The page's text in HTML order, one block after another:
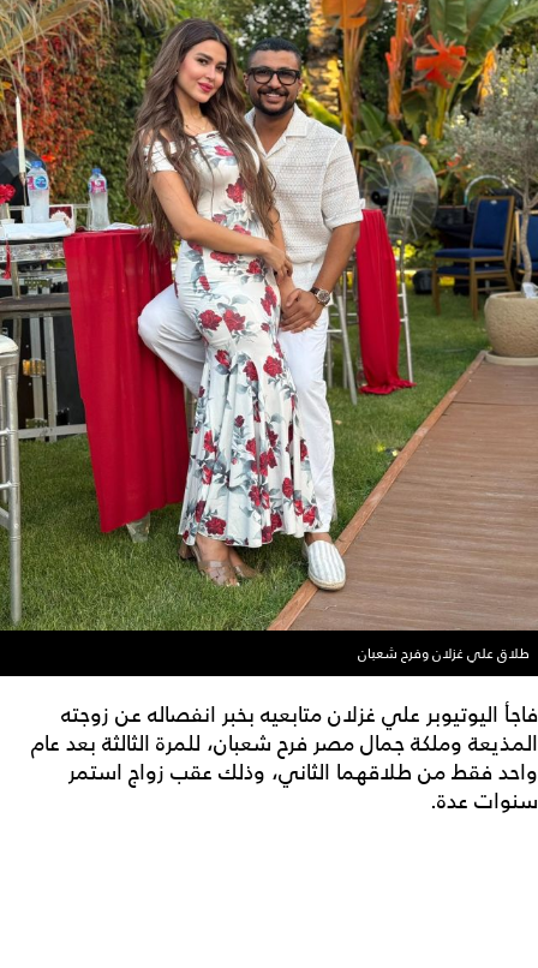
طلاق علي غزلان وفرح شعبان
فاجأ اليوتيوبر علي غزلان متابعيه بخبر انفصاله عن زوجته
المذيعة وملكة جمال مصر فرح شعبان، للمرة الثالثة بعد عام
واحد فقط من طلاقهما الثاني، وذلك عقب زواج استمر
سنوات عدة.